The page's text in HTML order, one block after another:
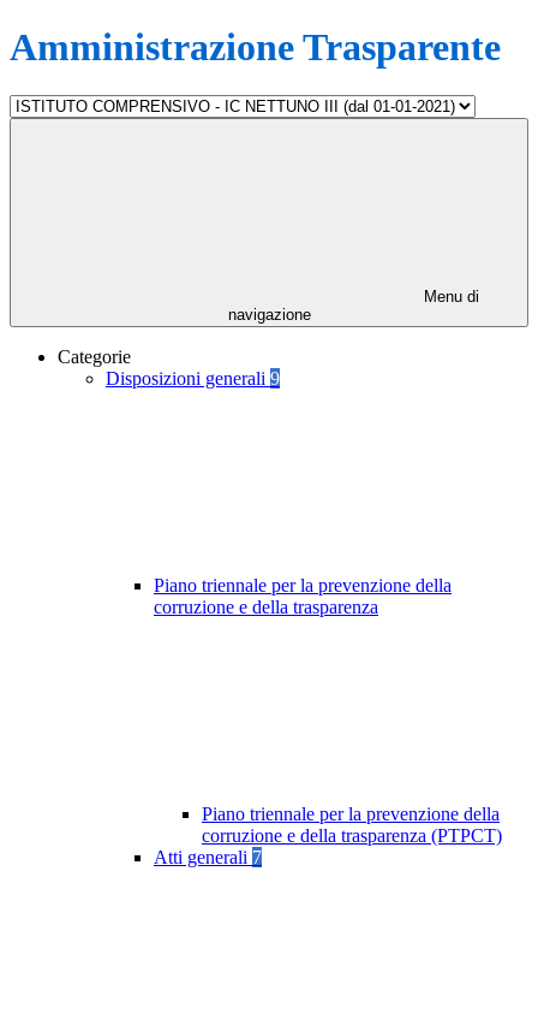
Amministrazione Trasparente
Menu di
navigazione
Categorie
Disposizioni generali 9
Piano triennale per la prevenzione della
corruzione e della trasparenza
Piano triennale per la prevenzione della
corruzione e della trasparenza (PTPCT)
Atti generali 7